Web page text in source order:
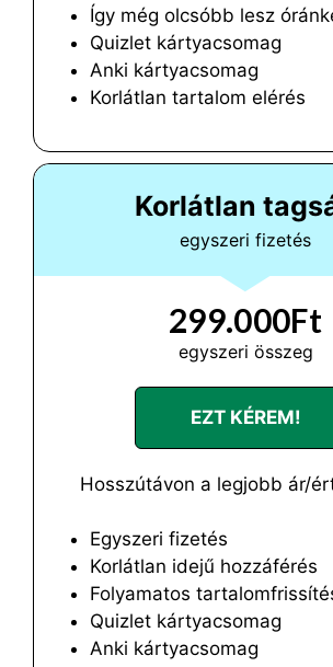
Így még olcsóbb lesz
Quizlet kártyacsomag
Anki kártyacsomag
Korlátlan tartalom elérés
Korlátlan
egyszeri fizetés
299.000Ft
egyszeri összeg
EZT KÉREM!
Hosszútávon a legjobb ár/
Egyszeri fizetés
Korlátlan idejű hozzáférés
Folyamatos
Quizlet kártyacsomag
Anki kártyacsomag